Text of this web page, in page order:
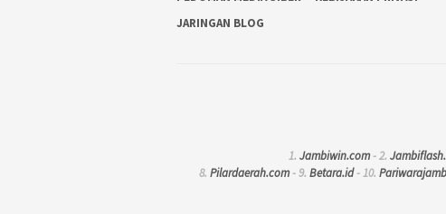
JARINGAN BLOG
1. Jambiwin.com- 2.
8. Pilardaerah.com- 9. Betara.id- 10.